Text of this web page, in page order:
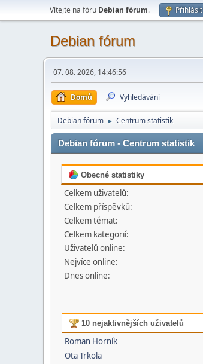
Vítejte na fóru Debian fórum. Přihlásit
Debian fórum
07. 08. 2026, 14:46:56
Domů Vyhledávání
Debian fórum ► Centrum statistik
Debian fórum - Centrum statistik
Obecné statistiky
Celkem uživatelů:
Celkem příspěvků:
Celkem témat:
Celkem kategorií:
Uživatelů online:
Nejvíce online:
Dnes online:
10 nejaktivnějších uživatelů
Roman Horník
Ota Trkola